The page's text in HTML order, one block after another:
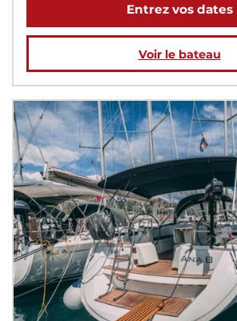
Entrez vos dates
Voir le bateau